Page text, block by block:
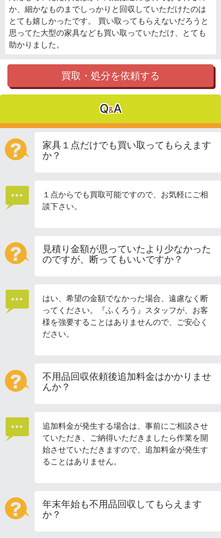
か、細かなものまでしっかりと回収していただけたのは
とても嬉しかったです。 買い取ってもらえないだろうと
思ってた大型の家具なども買い取っていただけ、とても
助かりました。
買取・処分を依頼する
Q&A
家具１点だけでも買い取ってもらえます
か？
１点からでも買取可能ですので、お気軽にご相
談下さい。
見積り金額が思っていたより少なかった
のですが、断ってもいいですか？
はい、希望の金額でなかった場合、遠慮なく断
ってください。『ふくろう』スタッフが、お客
様を強要することはありませんので、ご安心く
ださい。
不用品回収依頼後追加料金はかかりませ
んか？
追加料金が発生する場合は、事前にご相談させ
ていただき、ご納得いただきましたら作業を開
始させていただきますので、追加料金が発生す
ることはありません。
年末年始も不用品回収してもらえます
か？